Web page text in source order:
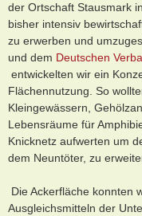
der Ortschaft Stausmark
bisher intensiv
zu erwerben und
und dem Deutschen
entwickelten wir ein
Flächennutzung. So
Kleingewässern,
Lebensräume für
Knicknetz aufwerten um
dem Neuntöter, zu
Die Ackerfläche konnten
Ausgleichsmitteln der